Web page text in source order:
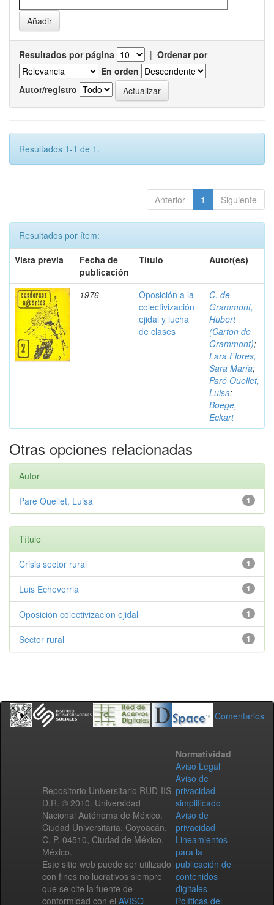
Resultados por página | Ordenar por
En orden
Autor/registro
Resultados 1-1 de 1.
Anterior 1 Siguiente
Resultados por ítem:
Vista previa
Fecha de
publicación
Título Autor(es)
1976
Oposición a la
colectivización
ejidal y lucha
de clases
C. de
Grammont,
Hubert
(Carton de
Grammont);
Lara Flores,
Sara María;
Paré Ouellet,
Luisa;
Boege,
Eckart
Otras opciones relacionadas
Autor
1
Paré Ouellet, Luisa
Título
1
Crisis sector rural
1
Luis Echeverria
1
Oposicion colectivizacion ejidal
1
Sector rural
Comentarios
Repositorio Universitario RUD-IIS
D.R. © 2010. Universidad
Nacional Autónoma de México.
Ciudad Universitaria, Coyoacán,
C. P. 04510, Ciudad de México,
México.
Este sitio web puede ser utilizado
con fines no lucrativos siempre
que se cite la fuente de
conformidad con el AVISO
Normatividad
Aviso Legal
Aviso de
privacidad
simplificado
Aviso de
privacidad
Lineamientos
para la
publicación de
contenidos
digitales
Políticas del